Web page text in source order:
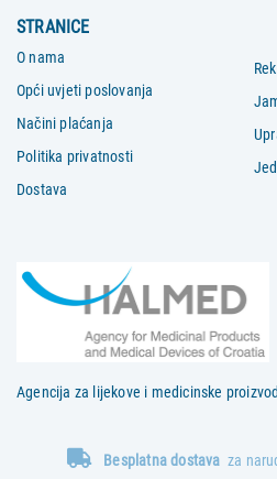
STRANICE
O nama
Opći uvjeti poslovanja
Načini plaćanja
Politika privatnosti
Dostava
Agencija za lijekove i medicinske
Besplatna dostava za